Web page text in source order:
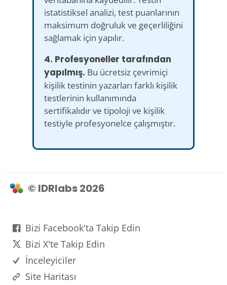
istatistiksel analizi, test puanlarının
maksimum doğruluk ve geçerliliğini
sağlamak için yapılır.
4. Profesyoneller tarafından
yapılmış. Bu ücretsiz çevrimiçi
kişilik testinin yazarları farklı kişilik
testlerinin kullanımında
sertifikalıdır ve tipoloji ve kişilik
testiyle profesyonelce çalışmıştır.
© IDRlabs 2026
Bizi Facebook'ta Takip Edin
Bizi X'te Takip Edin
İnceleyiciler
Site Haritası